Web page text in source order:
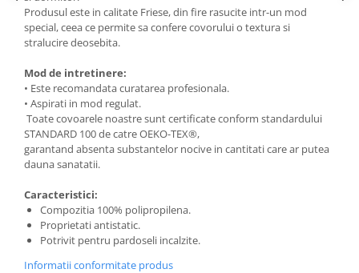
Produsul este in calitate Friese, din fire rasucite intr-un mod
special, ceea ce permite sa confere covorului o textura si
stralucire deosebita.
Mod de intretinere:
• Este recomandata curatarea profesionala.
• Aspirati in mod regulat.
Toate covoarele noastre sunt certificate conform standardului
STANDARD 100 de catre OEKO-TEX®,
garantand absenta substantelor nocive in cantitati care ar putea
dauna sanatatii.
Caracteristici:
Compozitia 100% polipropilena.
Proprietati antistatic.
Potrivit pentru pardoseli incalzite.
Informatii conformitate produs